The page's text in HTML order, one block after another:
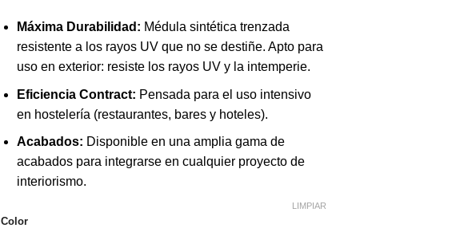
Máxima Durabilidad: Médula sintética trenzada
resistente a los rayos UV que no se destiñe. Apto para
uso en exterior: resiste los rayos UV y la intemperie.
Eficiencia Contract: Pensada para el uso intensivo
en hostelería (restaurantes, bares y hoteles).
Acabados: Disponible en una amplia gama de
acabados para integrarse en cualquier proyecto de
interiorismo.
Color
LIMPIAR